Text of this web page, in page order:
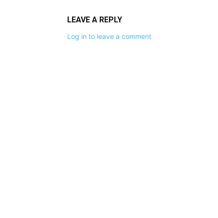
LEAVE A REPLY
Log in to leave a comment